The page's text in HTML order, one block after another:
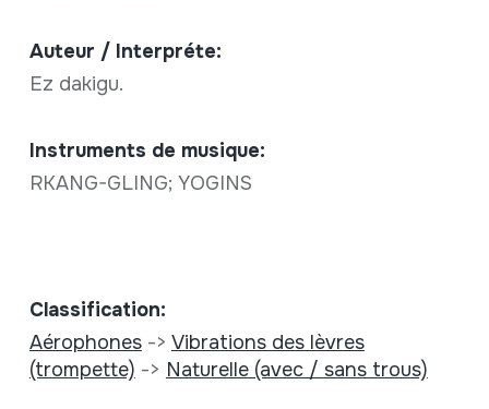
Auteur / Interpréte:
Ez dakigu.
Instruments de musique:
RKANG-GLING; YOGINS
Classification:
Aérophones-> Vibrations des lèvres
(trompette) -> Naturelle (avec / sans trous)